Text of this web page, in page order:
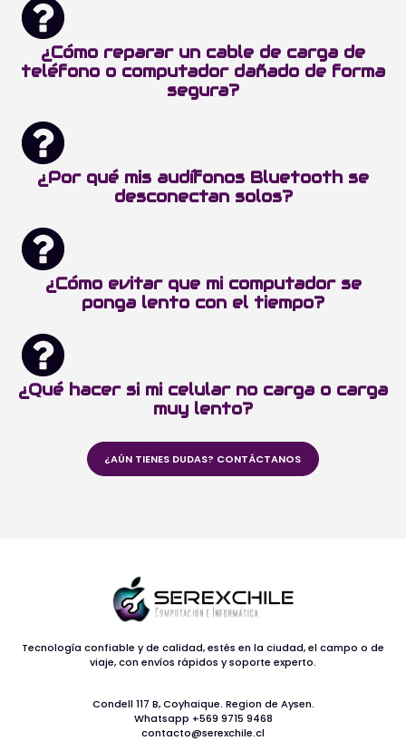
¿Cómo reparar un cable de carga de
teléfono o computador dañado de forma
segura?
¿Por qué mis audífonos Bluetooth se
desconectan solos?
¿Cómo evitar que mi computador se
ponga lento con el tiempo?
¿Qué hacer si mi celular no carga o carga
muy lento?
¿AÚN TIENES DUDAS? CONTÁCTANOS
Tecnología confiable y de calidad, estés en la ciudad, el campo o de
viaje, con envíos rápidos y soporte experto.
Condell 117 B, Coyhaique. Region de Aysen.
Whatsapp +569 9715 9468
contacto@serexchile.cl